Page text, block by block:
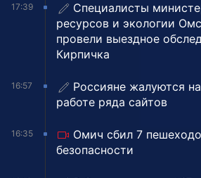
17:39
Специалисты
ресурсов и экологии
провели выездное
Кирпичка
16:57
Россияне жалуются
работе ряда сайтов
16:35
Омич сбил 7
безопасности